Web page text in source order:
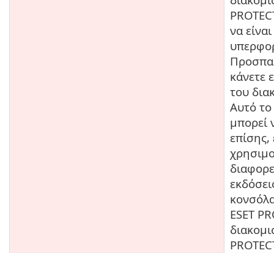
να είναι
κάνετε
του
Αυτό
μπορεί
επίσης,
ESET